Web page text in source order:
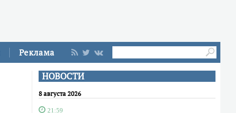
Реклама
НОВОСТИ
8 августа 2026
21:59